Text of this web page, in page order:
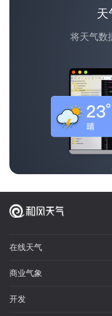
天
将天气数
在线天气
商业气象
开发